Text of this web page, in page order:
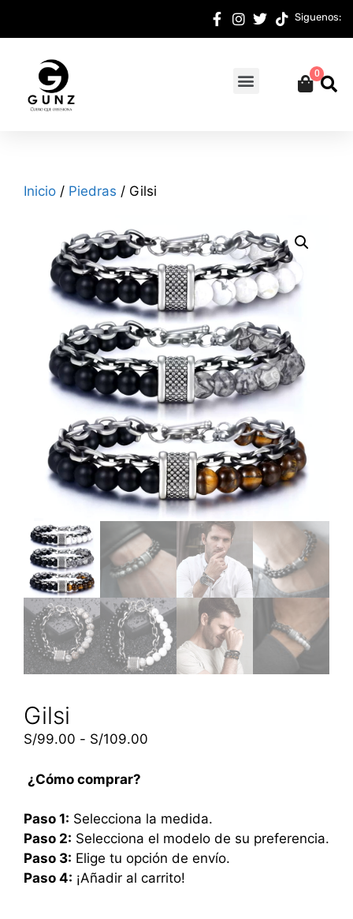
Siguenos:
0
Inicio / Piedras / Gilsi
Gilsi
S/99.00 - S/109.00
¿Cómo comprar?
Paso 1: Selecciona la medida.
Paso 2: Selecciona el modelo de su preferencia.
Paso 3: Elige tu opción de envío.
Paso 4: ¡Añadir al carrito!